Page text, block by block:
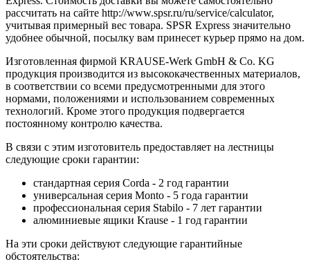
рассчитать на сайте http://www.spsr.ru/ru/service/calculator,
учитывая примерный вес товара. SPSR Express значительно
удобнее обычной, посылку вам принесет курьер прямо на дом.
Изготовленная фирмой KRAUSE-Werk GmbH & Со. KG
продукция производится из высококачественных материалов,
в соответствии со всеми предусмотренными для этого
нормами, положениями и использованием современных
технологий. Кроме этого продукция подвергается
постоянному контролю качества.
В связи с этим изготовитель предоставляет на лестницы
следующие сроки гарантии:
стандартная серия Corda - 2 год гарантии
универсальная серия Monto - 5 года гарантии
профессиональная серия Stabilo - 7 лет гарантии
алюминиевые ящики Krause - 1 год гарантии
На эти сроки действуют следующие гарантийные
обстоятельства: